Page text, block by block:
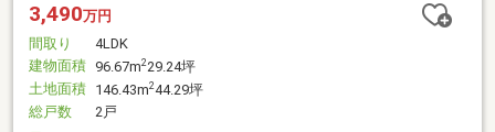
3,490万円
間取り
4LDK
建物面積 96.67m229.24坪
土地面積 146.43m244.29坪
総戸数
2戸